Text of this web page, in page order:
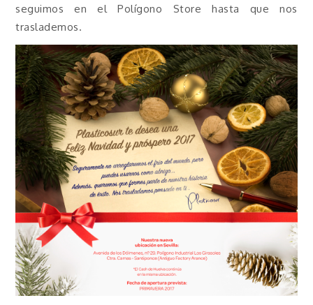
seguimos en el Polígono Store hasta que nos
traslademos.